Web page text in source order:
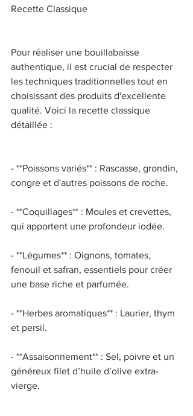
Recette Classique
Pour réaliser une bouillabaisse
authentique, il est crucial de respecter
les techniques traditionnelles tout en
choisissant des produits d'excellente
qualité. Voici la recette classique
détaillée :
- **Poissons variés** : Rascasse, grondin,
congre et d'autres poissons de roche.
- **Coquillages** : Moules et crevettes,
qui apportent une profondeur iodée.
- **Légumes** : Oignons, tomates,
fenouil et safran, essentiels pour créer
une base riche et parfumée.
- **Herbes aromatiques** : Laurier, thym
et persil.
- **Assaisonnement** : Sel, poivre et un
généreux filet d’huile d’olive extra-
vierge.